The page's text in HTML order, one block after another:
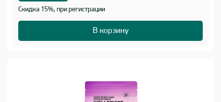
Скидка 15%, при регистрации
В корзину